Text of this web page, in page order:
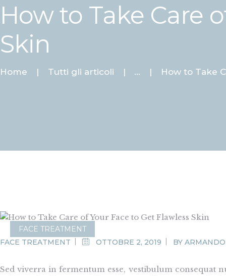
How to Take Care
Skin
Home Tutti gli articoli ... How to Take
FACE TREATMENT
FACE TREATMENT
OTTOBRE 2, 2019 BY ARMANDO
Sed viverra in fermentum esse, vestibulum consequat